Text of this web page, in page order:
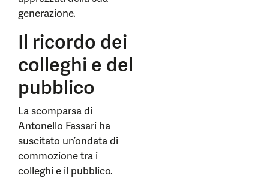
generazione.
Il ricordo dei
colleghi e del
pubblico
La scomparsa di
Antonello Fassari ha
suscitato un’ondata di
commozione tra i
colleghi e il pubblico.